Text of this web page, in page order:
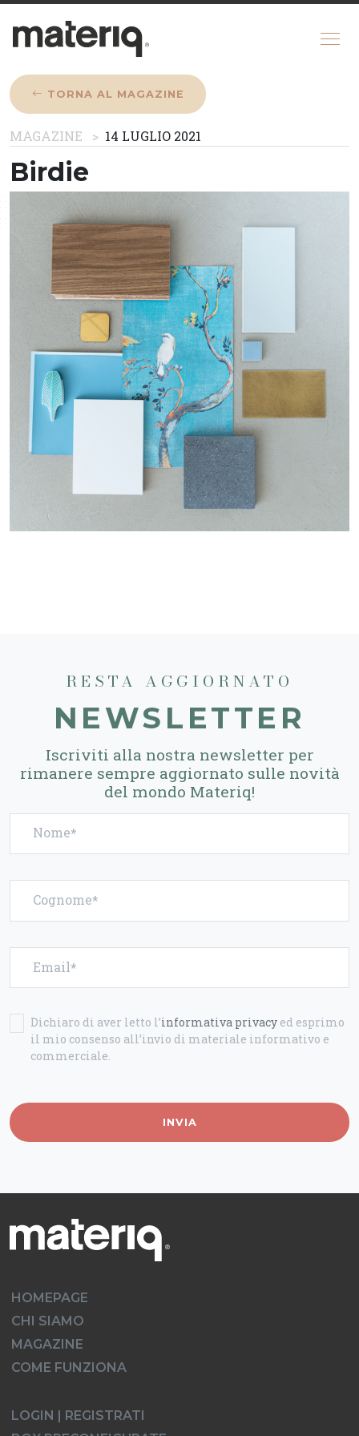
CHI SIAMO
MAGAZINE
COME FUNZIONA
CONFIGURATORE
REGISTRATI
TORNA AL MAGAZINE
MAGAZINE 14 LUGLIO 2021
Birdie
RESTA AGGIORNATO
NEWSLETTER
Iscriviti alla nostra newsletter per
rimanere sempre aggiornato sulle novità
del mondo Materiq!
Nome
Cognome
Email
Dichiaro di aver letto l’informativa privacy ed esprimo
il mio consenso all’invio di materiale informativo e
commerciale.
INVIA
HOMEPAGE
CHI SIAMO
MAGAZINE
COME FUNZIONA
LOGIN | REGISTRATI